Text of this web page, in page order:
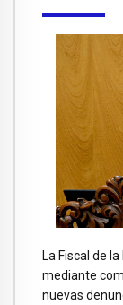
La Fiscal de
mediante
nuevas